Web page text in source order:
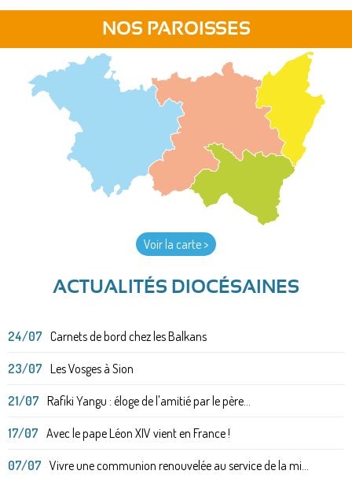
NOS PAROISSES
Voir la carte >
ACTUALITÉS DIOCÉSAINES
24/07 Carnets de bord chez les Balkans
23/07 Les Vosges à Sion
21/07 Rafiki Yangu : éloge de l'amitié par le père...
17/07 Avec le pape Léon XIV vient en France !
07/07 Vivre une communion renouvelée au service de la mi...